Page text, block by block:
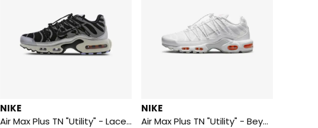
NIKE
Air Max Plus TN "Utility" - Lace Toggle
NIKE
Air Max Plus TN "Utility" - Beyaz